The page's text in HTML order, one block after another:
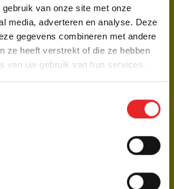
van onze site met onze
media, adverteren en analyse. Deze
gegevens combineren met andere
ze heeft verstrekt of die ze hebben
van uw gebruik van hun services.
Dit betekent dat we niet alleen zorgen voor een
ook bijdragen aan een duurzame toekomst voor
Met elke slok steun je een eerlijke handel en
een gezonder milieu.
Meer over